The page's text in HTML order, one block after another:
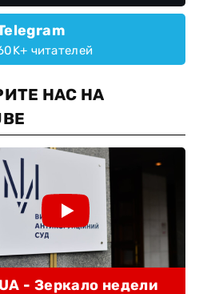
читателей
НАС НА
- Зеркало недели